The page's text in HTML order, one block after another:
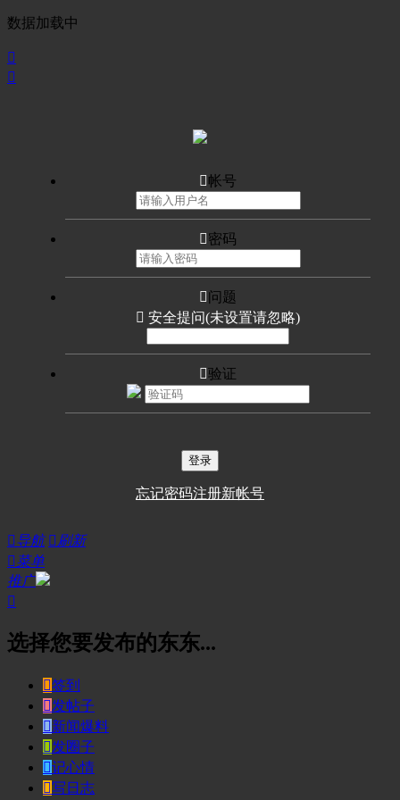
数据加载中


帐号
密码
问题
 安全提问(未设置请忽略)
验证
登录
忘记密码注册新帐号
导航  刷新
菜单
推广

选择您要发布的东东...
签到
发帖子
新闻爆料
发圈子
记心情
写日志